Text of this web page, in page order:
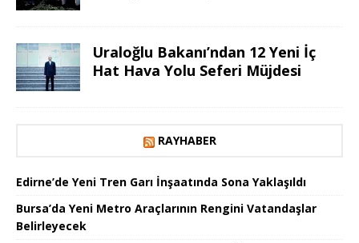
Uraloğlu Bakanı’ndan 12 Yeni İç
Hat Hava Yolu Seferi Müjdesi
RAYHABER
Edirne’de Yeni Tren Garı İnşaatında Sona Yaklaşıldı
Bursa’da Yeni Metro Araçlarının Rengini Vatandaşlar
Belirleyecek